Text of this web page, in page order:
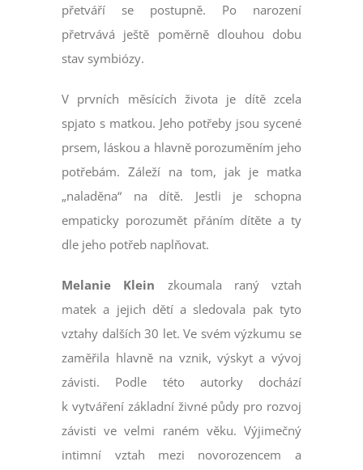
přetváří se postupně. Po narození
přetrvává ještě poměrně dlouhou dobu
stav symbiózy.
V prvních měsících života je dítě zcela
spjato s matkou. Jeho potřeby jsou sycené
prsem, láskou a hlavně porozuměním jeho
potřebám. Záleží na tom, jak je matka
„naladěna“ na dítě. Jestli je schopna
empaticky porozumět přáním dítěte a ty
dle jeho potřeb naplňovat.
Melanie Klein zkoumala raný vztah
matek a jejich dětí a sledovala pak tyto
vztahy dalších 30 let. Ve svém výzkumu se
zaměřila hlavně na vznik, výskyt a vývoj
závisti. Podle této autorky dochází
k vytváření základní živné půdy pro rozvoj
závisti ve velmi raném věku. Výjimečný
intimní vztah mezi novorozencem a